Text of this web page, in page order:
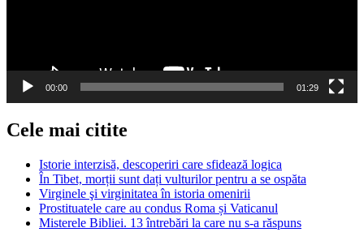
00:00 01:29
Cele mai citite
Istorie interzisă, descoperiri care sfidează logica
În Tibet, morții sunt dați vulturilor pentru a se ospăta
Virginele şi virginitatea în istoria omenirii
Prostituatele care au condus Roma și Vaticanul
Misterele Bibliei. 13 întrebări la care nu s-a răspuns